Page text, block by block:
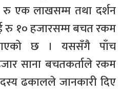
रु एक लाखसम्म तथा दर्शन
रु १० हजारसम्म बचत रकम
छ । यससँगै पाँच
साना बचतकर्ताले रकम
ढकालले जानकारी दिए